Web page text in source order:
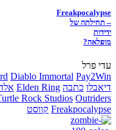
Freakpocalypse
– תחילתה של
ידידות
מופלאה?
עדי פרל
Diablo Immortal Pay2Win
דיאבלו כתבה Elden Ring
Rock Studios Outriders
Freakpocalypse קווסט